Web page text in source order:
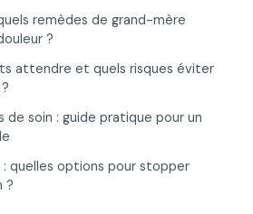
remèdes de grand-mère
?
attendre et quels risques éviter
de soin : guide pratique pour un
quelles options pour stopper
?